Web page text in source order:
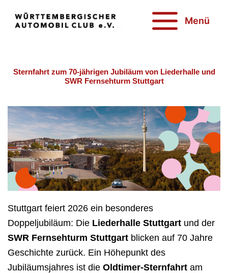
Inhalt
springen
Menü
Sternfahrt zum 70-jährigen Jubiläum von Liederhalle und
SWR Fernsehturm Stuttgart
Stuttgart feiert 2026 ein besonderes
Doppeljubiläum: Die Liederhalle Stuttgart und der
SWR Fernsehturm Stuttgart blicken auf 70 Jahre
Geschichte zurück. Ein Höhepunkt des
Jubiläumsjahres ist die Oldtimer-Sternfahrt am